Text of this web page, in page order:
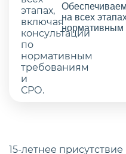
на всех
15-летнее